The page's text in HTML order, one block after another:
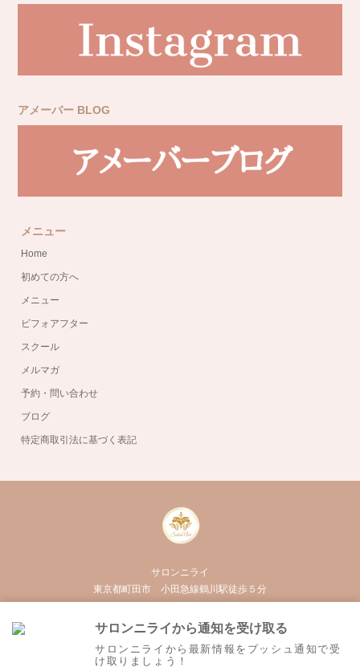
アメーバー BLOG
メニュー
Home
初めての方へ
メニュー
ビフォアフター
スクール
メルマガ
予約・問い合わせ
ブログ
特定商取引法に基づく表記
サロンニライ
東京都町田市 小田急線鶴川駅徒歩５分
050-3555-3020
FacebookInstagram
RSS
サロンニライから通知を受け取る
サロンニライから最新情報をプッシュ通知で受
け取りましょう！